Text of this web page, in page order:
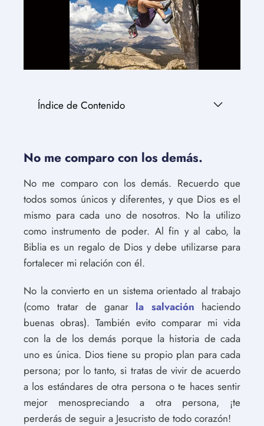
Índice de Contenido
No me comparo con los demás.
No me comparo con los demás. Recuerdo que
todos somos únicos y diferentes, y que Dios es el
mismo para cada uno de nosotros. No la utilizo
como instrumento de poder. Al fin y al cabo, la
Biblia es un regalo de Dios y debe utilizarse para
fortalecer mi relación con él.
No la convierto en un sistema orientado al trabajo
(como tratar de ganar la salvación haciendo
buenas obras). También evito comparar mi vida
con la de los demás porque la historia de cada
uno es única. Dios tiene su propio plan para cada
persona; por lo tanto, si tratas de vivir de acuerdo
a los estándares de otra persona o te haces sentir
mejor menospreciando a otra persona, ¡te
perderás de seguir a Jesucristo de todo corazón!